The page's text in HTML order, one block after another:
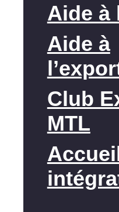
Aide à
Aide à
Club
MTL